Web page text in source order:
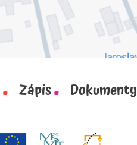
Zápis Dokumenty